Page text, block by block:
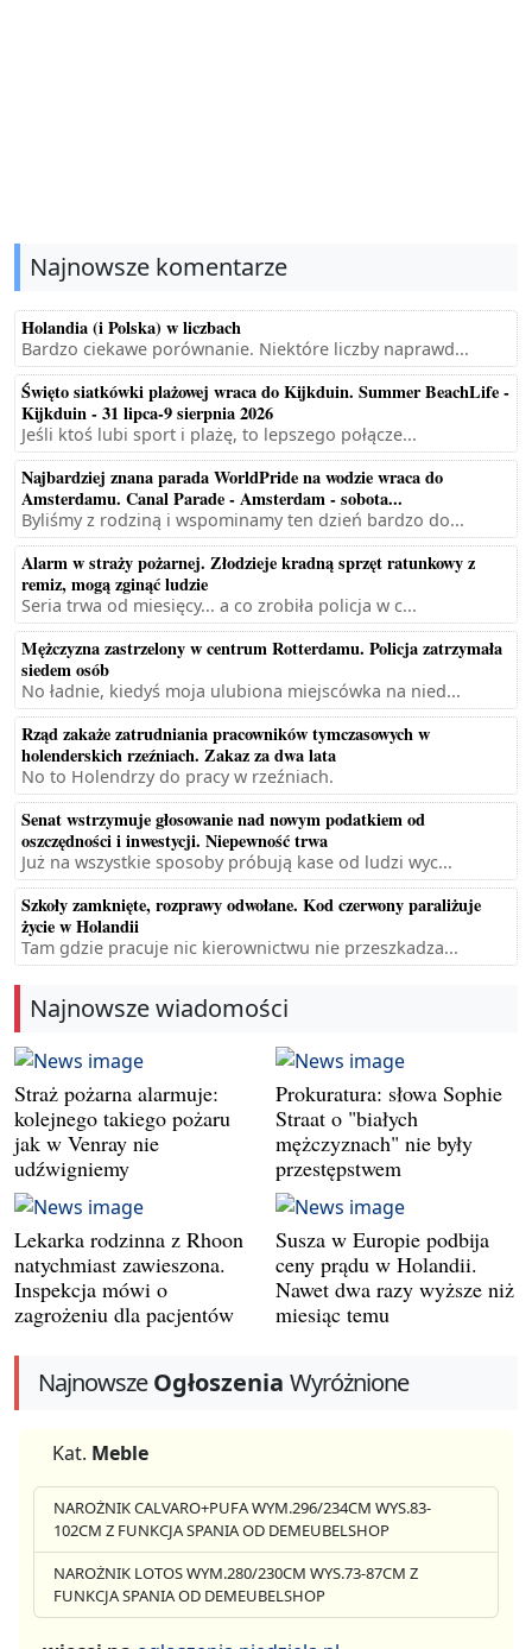
Najnowsze komentarze
Holandia (i Polska) w liczbach
Bardzo ciekawe porównanie. Niektóre liczby naprawd...
Święto siatkówki plażowej wraca do Kijkduin. Summer BeachLife -
Kijkduin - 31 lipca-9 sierpnia 2026
Jeśli ktoś lubi sport i plażę, to lepszego połącze...
Najbardziej znana parada WorldPride na wodzie wraca do
Amsterdamu. Canal Parade - Amsterdam - sobota...
Byliśmy z rodziną i wspominamy ten dzień bardzo do...
Alarm w straży pożarnej. Złodzieje kradną sprzęt ratunkowy z
remiz, mogą zginąć ludzie
Seria trwa od miesięcy... a co zrobiła policja w c...
Mężczyzna zastrzelony w centrum Rotterdamu. Policja zatrzymała
siedem osób
No ładnie, kiedyś moja ulubiona miejscówka na nied...
Rząd zakaże zatrudniania pracowników tymczasowych w
holenderskich rzeźniach. Zakaz za dwa lata
No to Holendrzy do pracy w rzeźniach.
Senat wstrzymuje głosowanie nad nowym podatkiem od
oszczędności i inwestycji. Niepewność trwa
Już na wszystkie sposoby próbują kase od ludzi wyc...
Szkoły zamknięte, rozprawy odwołane. Kod czerwony paraliżuje
życie w Holandii
Tam gdzie pracuje nic kierownictwu nie przeszkadza...
Najnowsze wiadomości
Straż pożarna alarmuje:
kolejnego takiego pożaru
jak w Venray nie
udźwigniemy
Prokuratura: słowa Sophie
Straat o "białych
mężczyznach" nie były
przestępstwem
Lekarka rodzinna z Rhoon
natychmiast zawieszona.
Inspekcja mówi o
zagrożeniu dla pacjentów
Susza w Europie podbija
ceny prądu w Holandii.
Nawet dwa razy wyższe niż
miesiąc temu
NajnowszeOgłoszenia Wyróżnione
Kat. Meble
NAROŻNIK CALVARO+PUFA WYM.296/234CM WYS.83-
102CM Z FUNKCJA SPANIA OD DEMEUBELSHOP
NAROŻNIK LOTOS WYM.280/230CM WYS.73-87CM Z
FUNKCJA SPANIA OD DEMEUBELSHOP